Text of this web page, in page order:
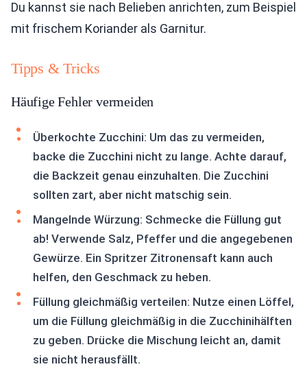
Du kannst sie nach Belieben anrichten, zum Beispiel
mit frischem Koriander als Garnitur.
Tipps & Tricks
Häufige Fehler vermeiden
Überkochte Zucchini: Um das zu vermeiden,
backe die Zucchini nicht zu lange. Achte darauf,
die Backzeit genau einzuhalten. Die Zucchini
sollten zart, aber nicht matschig sein.
Mangelnde Würzung: Schmecke die Füllung gut
ab! Verwende Salz, Pfeffer und die angegebenen
Gewürze. Ein Spritzer Zitronensaft kann auch
helfen, den Geschmack zu heben.
Füllung gleichmäßig verteilen: Nutze einen Löffel,
um die Füllung gleichmäßig in die Zucchinihälften
zu geben. Drücke die Mischung leicht an, damit
sie nicht herausfällt.